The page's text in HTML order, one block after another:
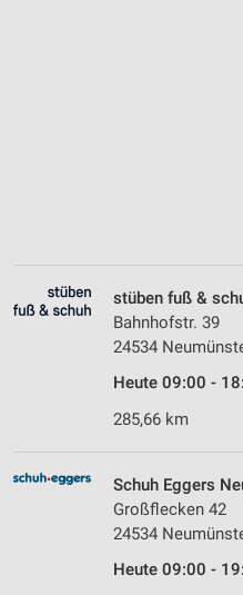
stüben fuß &
Bahnhofstr. 39
24534
Heute 09:00 -
285,66 km
Schuh Eggers
Großflecken 42
24534
Heute 09:00 -